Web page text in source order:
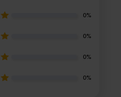
0%
0%
0%
0%